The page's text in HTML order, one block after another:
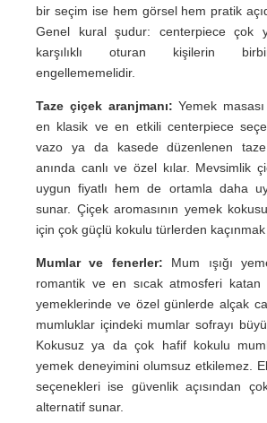
bir seçim ise hem görsel hem pratik
Genel kural şudur: centerpiece çok
karşılıklı oturan kişilerin
engellememelidir.
Taze çiçek aranjmanı: Yemek
en klasik ve en etkili centerpiece
vazo ya da kasede düzenlenen taze
anında canlı ve özel kılar. Mevsimlik
uygun fiyatlı hem de ortamla daha
sunar. Çiçek aromasının yemek
için çok güçlü kokulu türlerden kaçınmak
Mumlar ve fenerler: Mum ışığı
romantik ve en sıcak atmosferi katan
yemeklerinde ve özel günlerde alçak
mumluklar içindeki mumlar sofrayı
Kokusuz ya da çok hafif kokulu
yemek deneyimini olumsuz etkilemez.
seçenekleri ise güvenlik açısından
alternatif sunar.